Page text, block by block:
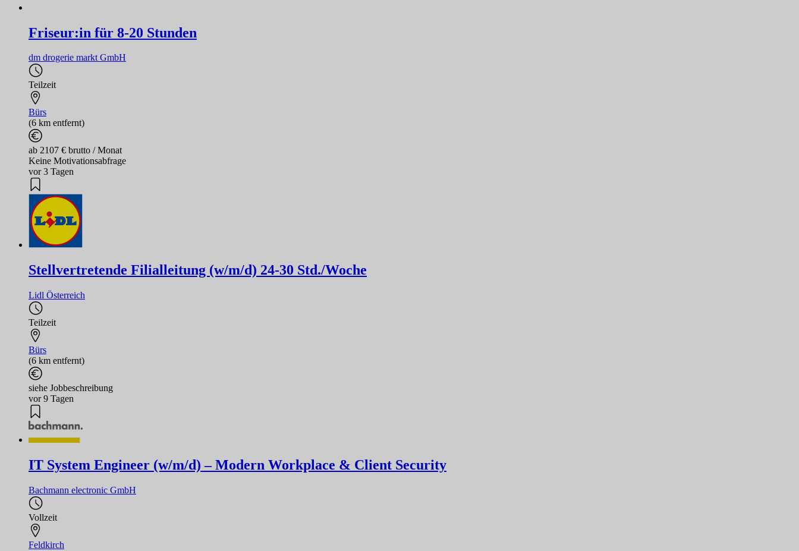
Friseur:in für 8-20 Stunden
dm drogerie markt GmbH
Teilzeit
Bürs
(6 km entfernt)
ab 2107 € brutto / Monat
Keine Motivationsabfrage
vor 3 Tagen
Stellvertretende Filialleitung (w/m/d) 24-30 Std./Woche
Lidl Österreich
Teilzeit
Bürs
(6 km entfernt)
siehe Jobbeschreibung
vor 9 Tagen
IT System Engineer (w/m/d) – Modern Workplace & Client Security
Bachmann electronic GmbH
Vollzeit
Feldkirch